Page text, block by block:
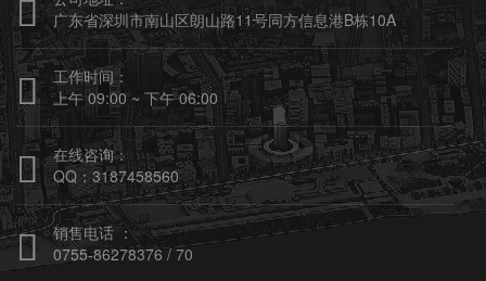

广东省深圳市南山区朗山路11号同方信息港B栋10A

工作时间：
上午 09:00 ~ 下午 06:00

在线咨询：
QQ：3187458560

销售电话 ：
0755-86278376 / 70